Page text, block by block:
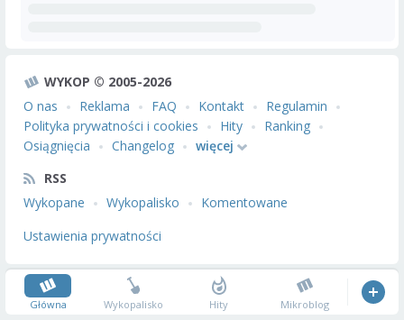
WYKOP © 2005-2026
O nas
Reklama FAQ Kontakt
Regulamin
Polityka prywatności i cookies
Hity
Ranking
Osiągnięcia
Changelog
więcej
RSS
Wykopane
Wykopalisko
Komentowane
Ustawienia prywatności
Główna Wykopalisko Hity Mikroblog